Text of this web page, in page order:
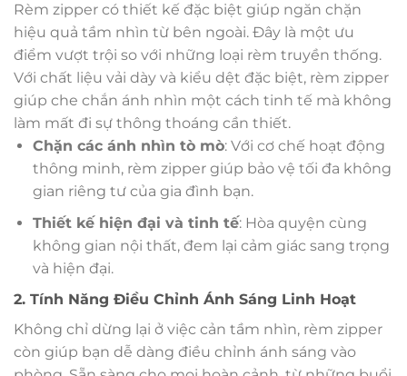
Rèm zipper có thiết kế đặc biệt giúp ngăn chặn
hiệu quả tầm nhìn từ bên ngoài. Đây là một ưu
điểm vượt trội so với những loại rèm truyền thống.
Với chất liệu vải dày và kiểu dệt đặc biệt, rèm zipper
giúp che chắn ánh nhìn một cách tinh tế mà không
làm mất đi sự thông thoáng cần thiết.
Chặn các ánh nhìn tò mò: Với cơ chế hoạt động
thông minh, rèm zipper giúp bảo vệ tối đa không
gian riêng tư của gia đình bạn.
Thiết kế hiện đại và tinh tế: Hòa quyện cùng
không gian nội thất, đem lại cảm giác sang trọng
và hiện đại.
2. Tính Năng Điều Chỉnh Ánh Sáng Linh Hoạt
Không chỉ dừng lại ở việc cản tầm nhìn, rèm zipper
còn giúp bạn dễ dàng điều chỉnh ánh sáng vào